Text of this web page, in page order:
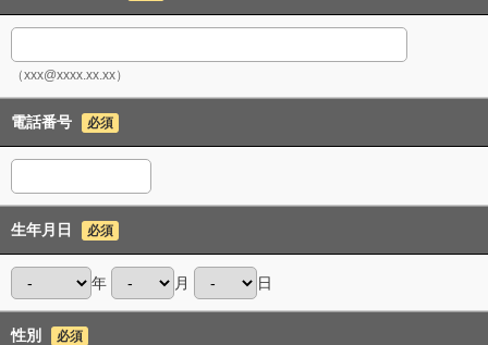
（xxx@xxxx.xx.xx）
電話番号 必須
生年月日 必須
年 月 日
性別 必須